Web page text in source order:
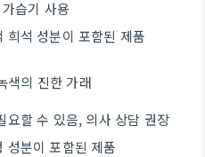
습기 사용
희석 성분이 포함된 제품
색의 진한 가래
요할 수 있음, 의사 상담 권장
성분이 포함된 제품